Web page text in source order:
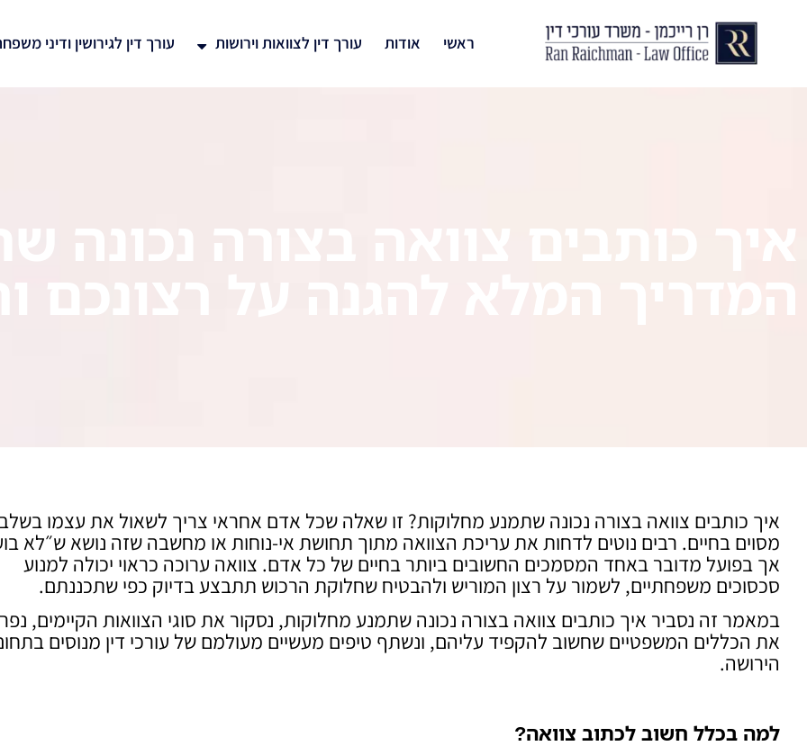
ראשי אודות עורך דין לצוואות וירושות עורך דין לגירושין ודיני
איך כותבים צוואה בצורה נכונה שתמנע מחלוקות? זו שאלה שכל אדם אחראי צריך לשאול את עצמו
מסוים בחיים. רבים נוטים לדחות את עריכת הצוואה מתוך תחושת אי-נוחות או מחשבה שזה נושא ש״לא
אך בפועל מדובר באחד המסמכים החשובים ביותר בחיים של כל אדם. צוואה ערוכה כראוי יכולה למנוע
סכסוכים משפחתיים, לשמור על רצון המוריש ולהבטיח שחלוקת הרכוש תתבצע בדיוק כפי שתכננתם.
במאמר זה נסביר איך כותבים צוואה בצורה נכונה שתמנע מחלוקות, נסקור את סוגי הצוואות הקיימים,
את הכללים המשפטיים שחשוב להקפיד עליהם, ונשתף טיפים מעשיים מעולמם של עורכי דין מנוסים
הירושה.
למה בכלל חשוב לכתוב צוואה?